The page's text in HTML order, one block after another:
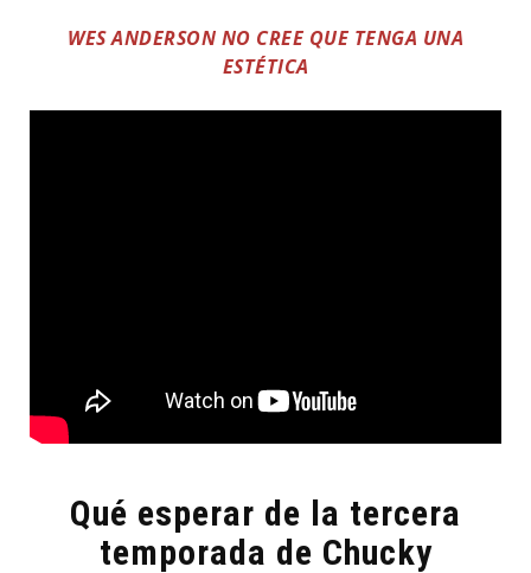
WES ANDERSON NO CREE QUE TENGA UNA
ESTÉTICA
Qué esperar de la tercera
temporada de Chucky